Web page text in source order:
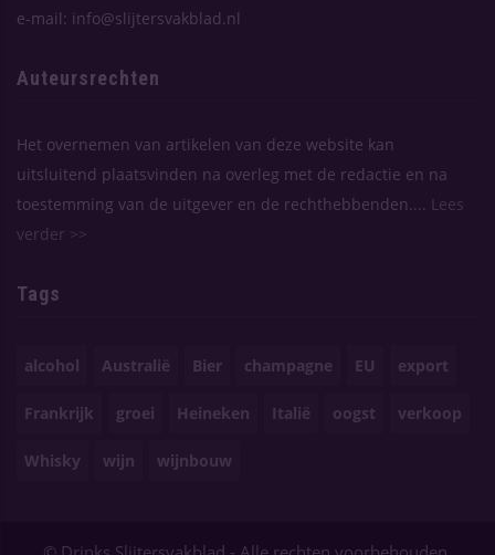
e-mail: info@slijtersvakblad.nl
Auteursrechten
Het overnemen van artikelen van deze website kan
uitsluitend plaatsvinden na overleg met de redactie en na
toestemming van de uitgever en de rechthebbenden....
Lees
verder >>
Tags
alcohol Australië Bier champagne EU export
Frankrijk groei Heineken Italië oogst verkoop
Whisky wijn wijnbouw